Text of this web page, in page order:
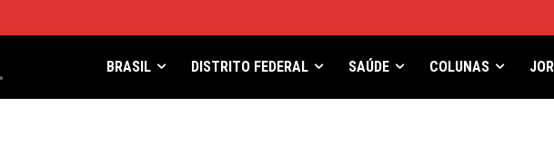
BRASIL DISTRITO FEDERAL SAÚDE COLUNAS